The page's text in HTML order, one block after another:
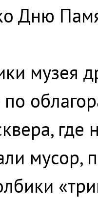
Дню
музея
по
где
мусор,